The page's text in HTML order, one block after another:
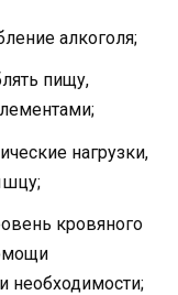
алкоголя;
пищу,
нагрузки,
кровяного
необходимости;